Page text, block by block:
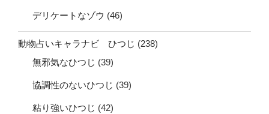
デリケートなゾウ (46)
動物占いキャラナビ ひつじ (238)
無邪気なひつじ (39)
協調性のないひつじ (39)
粘り強いひつじ (42)